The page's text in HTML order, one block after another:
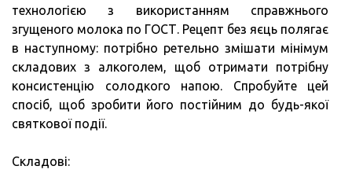
технологією з використанням справжнього
згущеного молока по ГОСТ. Рецепт без яєць полягає
в наступному: потрібно ретельно змішати мінімум
складових з алкоголем, щоб отримати потрібну
консистенцію солодкого напою. Спробуйте цей
спосіб, щоб зробити його постійним до будь-якої
святкової події.
Складові: